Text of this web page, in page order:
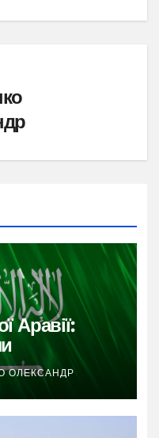
Аравії:
ОЛЕКСАНДР